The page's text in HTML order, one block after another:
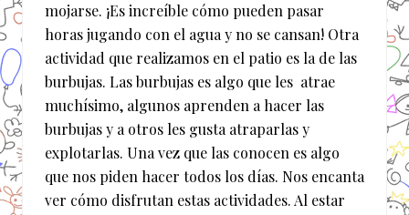
mojarse. ¡Es increíble cómo pueden pasar
horas jugando con el agua y no se cansan! Otra
actividad que realizamos en el patio es la de las
burbujas. Las burbujas es algo que les atrae
muchísimo, algunos aprenden a hacer las
burbujas y a otros les gusta atraparlas y
explotarlas. Una vez que las conocen es algo
que nos piden hacer todos los días. Nos encanta
ver cómo disfrutan estas actividades. Al estar